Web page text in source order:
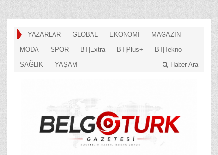
YAZARLAR GLOBAL EKONOMİ MAGAZİN
MODA SPOR BT|Extra BT|Plus+ BT|Tekno
SAĞLIK YAŞAM Haber Ara